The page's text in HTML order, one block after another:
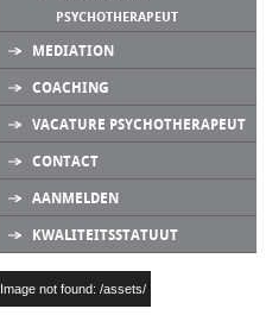
PSYCHOTHERAPEUT
MEDIATION
COACHING
VACATURE PSYCHOTHERAPEUT
CONTACT
AANMELDEN
KWALITEITSSTATUUT
Image not found: /assets/